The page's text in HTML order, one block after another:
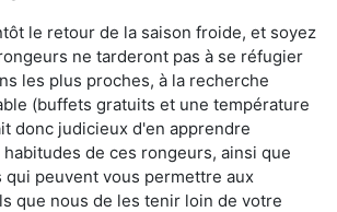
le retour de la saison froide, et soyez
ne tarderont pas à se réfugier
les plus proches, à la recherche
(buffets gratuits et une température
donc judicieux d'en apprendre
de ces rongeurs, ainsi que
peuvent vous permettre aux
que nous de les tenir loin de votre